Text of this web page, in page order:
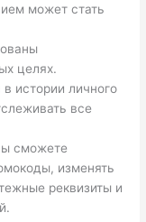
может стать
целях.
истории личного
все
сможете
изменять
реквизиты и